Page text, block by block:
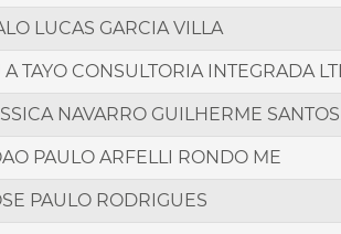
LUCAS GARCIA VILLA
A TAYO CONSULTORIA INTEGRADA
NAVARRO GUILHERME SANTOS
PAULO ARFELLI RONDO ME
PAULO RODRIGUES